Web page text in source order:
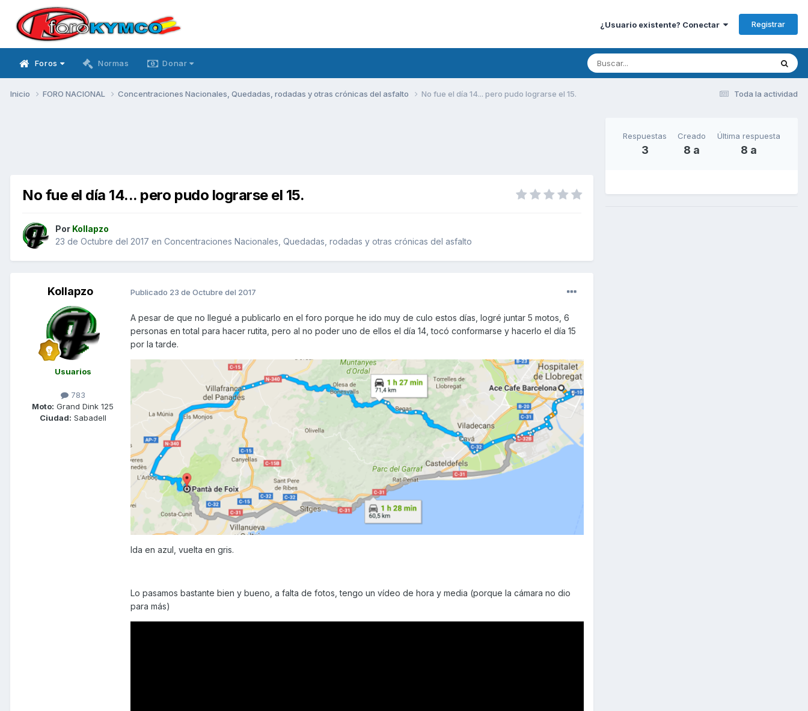
¿Usuario existente? Conectar Registrar
Foros Normas Donar
Toda la actividad
Inicio FORO NACIONAL Concentraciones Nacionales, Quedadas, rodadas y otras crónicas del asfalto No fue el día 14... pero pudo lograrse el 15.
No fue el día 14... pero pudo lograrse el 15.
Por Kollapzo
23 de Octubre del 2017 en Concentraciones Nacionales, Quedadas, rodadas y otras crónicas del asfalto
Kollapzo
Usuarios
783
Moto: Grand Dink 125
Ciudad: Sabadell
Publicado 23 de Octubre del 2017
A pesar de que no llegué a publicarlo en el foro porque he ido muy de culo estos días, logré juntar 5 motos, 6
personas en total para hacer rutita, pero al no poder uno de ellos el día 14, tocó conformarse y hacerlo el día 15
por la tarde.
Ida en azul, vuelta en gris.
Lo pasamos bastante bien y bueno, a falta de fotos, tengo un vídeo de hora y media (porque la cámara no dio
para más)
Respuestas
3
Creado
8 a
Última respuesta
8 a